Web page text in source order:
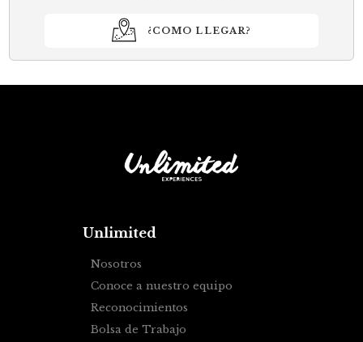
¿COMO LLEGAR?
Unlimited
Nosotros
Conoce a nuestro equipo
Reconocimientos
Bolsa de Trabajo